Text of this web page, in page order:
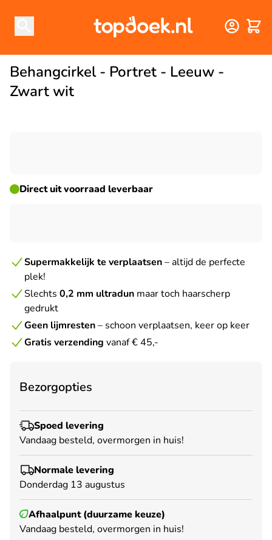
Behangcirkel - Portret - Leeuw -
Zwart wit
Direct uit voorraad leverbaar
Supermakkelijk te verplaatsen– altijd de perfecte
plek!
Slechts 0,2 mm ultradun maar toch haarscherp
gedrukt
Geen lijmresten– schoon verplaatsen, keer op keer
Gratis verzending vanaf € 45,-
Bezorgopties
Spoed levering
Vandaag besteld, overmorgen in huis!
Normale levering
Donderdag 13 augustus
Afhaalpunt (duurzame keuze)
Vandaag besteld, overmorgen in huis!